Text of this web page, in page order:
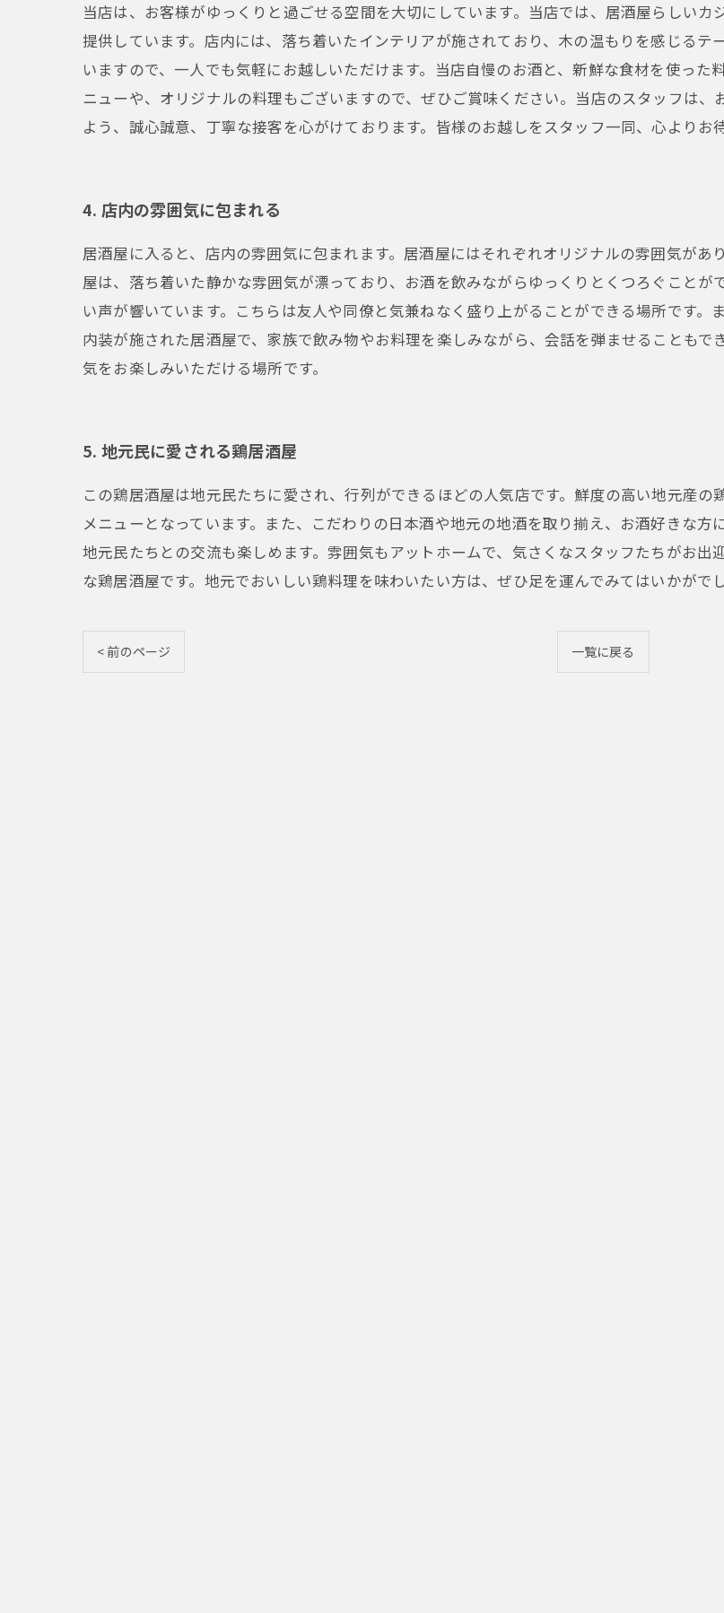
当店は、お客様がゆっくりと過ごせる空間を大切にしています。当店では、居酒屋らしい
提供しています。店内には、落ち着いたインテリアが施されており、木の温もりを感じる
いますので、一人でも気軽にお越しいただけます。当店自慢のお酒と、新鮮な食材を使っ
ニューや、オリジナルの料理もございますので、ぜひご賞味ください。当店のスタッフは
よう、誠心誠意、丁寧な接客を心がけております。皆様のお越しをスタッフ一同、心よりお
4. 店内の雰囲気に包まれる
居酒屋に入ると、店内の雰囲気に包まれます。居酒屋にはそれぞれオリジナルの雰囲気があ
屋は、落ち着いた静かな雰囲気が漂っており、お酒を飲みながらゆっくりとくつろぐこと
い声が響いています。こちらは友人や同僚と気兼ねなく盛り上がることができる場所です
内装が施された居酒屋で、家族で飲み物やお料理を楽しみながら、会話を弾ませることも
気をお楽しみいただける場所です。
5. 地元民に愛される鶏居酒屋
この鶏居酒屋は地元民たちに愛され、行列ができるほどの人気店です。鮮度の高い地元産
メニューとなっています。また、こだわりの日本酒や地元の地酒を取り揃え、お酒好きな方
地元民たちとの交流も楽しめます。雰囲気もアットホームで、気さくなスタッフたちがお
な鶏居酒屋です。地元でおいしい鶏料理を味わいたい方は、ぜひ足を運んでみてはいかがで
< 前のページ 一覧に戻る